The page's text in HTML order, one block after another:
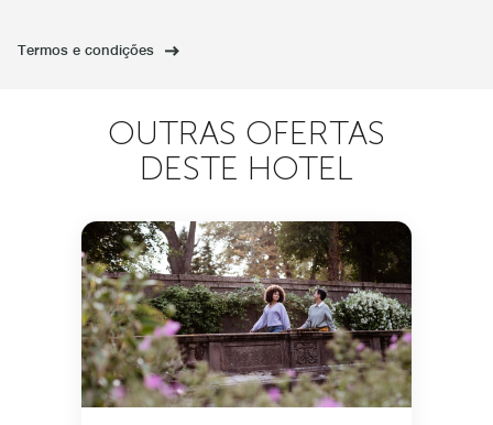
Termos e condições
OUTRAS OFERTAS
DESTE HOTEL